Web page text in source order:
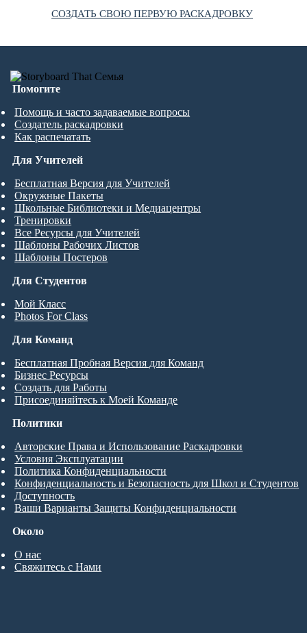
СОЗДАТЬ СВОЮ ПЕРВУЮ РАСКАДРОВКУ
Помогите
Помощь и часто задаваемые вопросы
Создатель раскадровки
Как распечатать
Для Студентов
Мой Класс
Photos For Class
Для Учителей
Бесплатная Версия для Учителей
Окружные Пакеты
Школьные Библиотеки и Медиацентры
Тренировки
Все Ресурсы для Учителей
Шаблоны Рабочих Листов
Шаблоны Постеров
Для Команд
Бесплатная Пробная Версия для Команд
Бизнес Ресурсы
Создать для Работы
Присоединяйтесь к Моей Команде
Около
О нас
Свяжитесь с Нами
Политики
Авторские Права и Использование Раскадровки
Условия Эксплуатации
Политика Конфиденциальности
Конфиденциальность и Безопасность для Школ и Студентов
Доступность
Ваши Варианты Защиты Конфиденциальности